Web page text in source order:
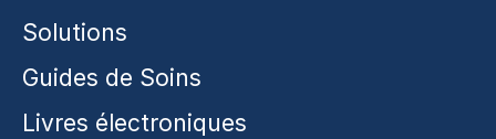
Solutions
Guides de Soins
Livres électroniques